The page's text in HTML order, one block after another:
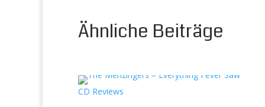
Ähnliche Beiträge
CD Reviews